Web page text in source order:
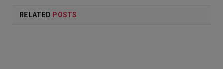
RELATED POSTS